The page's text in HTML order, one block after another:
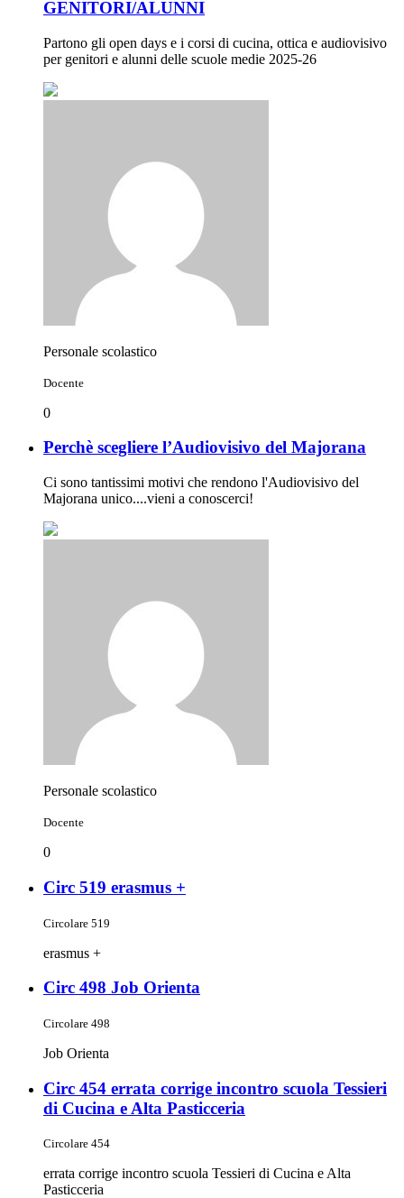
GENITORI/ALUNNI
Partono gli open days e i corsi di cucina, ottica e audiovisivo
per genitori e alunni delle scuole medie 2025-26
Personale scolastico
Docente
0
Perchè scegliere l’Audiovisivo del Majorana
Ci sono tantissimi motivi che rendono l'Audiovisivo del
Majorana unico....vieni a conoscerci!
Personale scolastico
Docente
0
Circ 519 erasmus +
Circolare 519
erasmus +
Circ 498 Job Orienta
Circolare 498
Job Orienta
Circ 454 errata corrige incontro scuola Tessieri
di Cucina e Alta Pasticceria
Circolare 454
errata corrige incontro scuola Tessieri di Cucina e Alta
Pasticceria